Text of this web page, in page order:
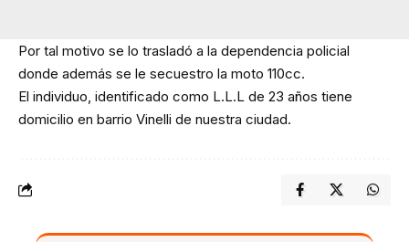
Por tal motivo se lo trasladó a la dependencia policial
donde además se le secuestro la moto 110cc.
El individuo, identificado como L.L.L de 23 años tiene
domicilio en barrio Vinelli de nuestra ciudad.